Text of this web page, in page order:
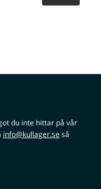
du inte hittar på vår
info@kullager.seså